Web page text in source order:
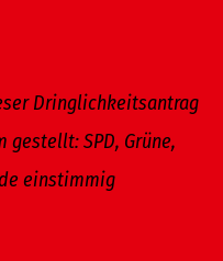
Dringlichkeitsantrag
SPD, Grüne,
einstimmig